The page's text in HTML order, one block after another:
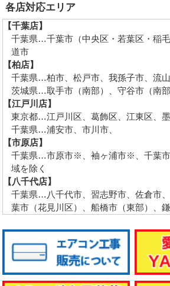
各店対応エリア
【千葉店】
千葉県…千葉市（中央区・若葉区・稲
道市
【柏店】
千葉県…柏市、松戸市、我孫子市、流
茨城県…取手市（南部）、守谷市（南部
【江戸川店】
東京都…江戸川区、葛飾区、江東区、
千葉県…浦安市、市川市、
【市原店】
千葉県…市原市※、袖ヶ浦市※、千葉
域を除く
【八千代店】
千葉県…八千代市、習志野市、佐倉市
葉市（花見川区）、船橋市（東部）、鎌